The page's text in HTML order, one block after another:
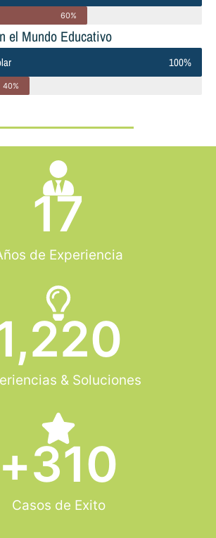
60%
el Mundo Educativo
100%
40%
de Experiencia
17
& Soluciones
Casos de Exito
+310